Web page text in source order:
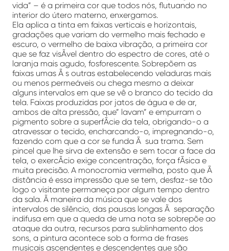
vida” – é a primeira cor que todos nós, flutuando no
interior do útero materno, enxergamos.
Ela aplica a tinta em faixas verticais e horizontais,
gradações que variam do vermelho mais fechado e
escuro, o vermelho de baixa vibração, a primeira cor
que se faz visÃ­vel dentro do espectro de cores, até o
laranja mais agudo, fosforescente. Sobrepõem as
faixas umas Ã s outras estabelecendo veladuras mais
ou menos permeáveis ou chega mesmo a deixar
alguns intervalos em que se vê o branco do tecido da
tela. Faixas produzidas por jatos de água e de ar,
ambos de alta pressão, que” lavam” e empurram o
pigmento sobre a superfÃ­cie da tela, obrigando-o a
atravessar o tecido, encharcando-o, impregnando-o,
fazendo com que a cor se funda Ã sua trama. Sem
pincel que lhe sirva de extensão e sem tocar a face da
tela, o exercÃ­cio exige concentração, força fÃ­sica e
muita precisão. A monocromia vermelha, posto que Ã
distância é essa impressão que se tem, desfaz-se tão
logo o visitante permaneça por algum tempo dentro
da sala. Ã maneira da música que se vale dos
intervalos de silêncio, das pausas longas Ã separação
indifusa em que a queda de uma nota se sobrepõe ao
ataque da outra, recursos para sublinhamento dos
sons, a pintura acontece sob a forma de frases
musicais ascendentes e descendentes que são